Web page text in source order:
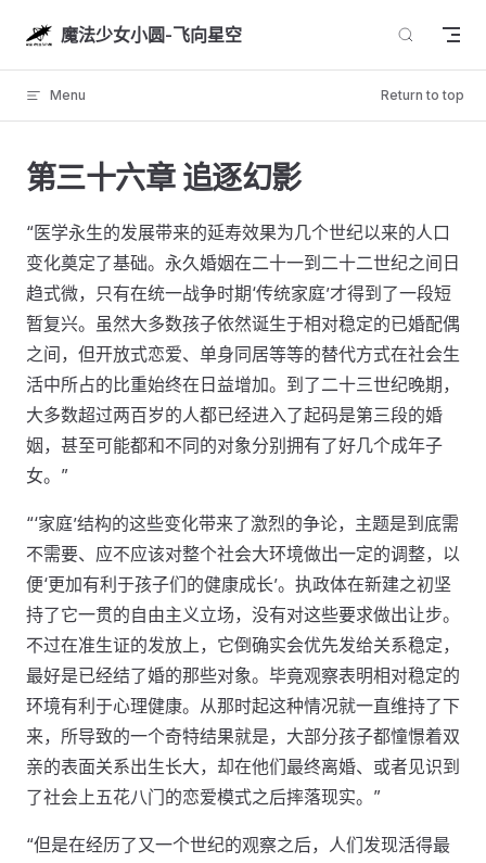
Skip to content
魔法少女小圆-飞向星空
Menu Return to top
第三十六章 追逐幻影
“医学永生的发展带来的延寿效果为几个世纪以来的人口
变化奠定了基础。永久婚姻在二十一到二十二世纪之间日
趋式微，只有在统一战争时期‘传统家庭’才得到了一段短
暂复兴。虽然大多数孩子依然诞生于相对稳定的已婚配偶
之间，但开放式恋爱、单身同居等等的替代方式在社会生
活中所占的比重始终在日益增加。到了二十三世纪晚期，
大多数超过两百岁的人都已经进入了起码是第三段的婚
姻，甚至可能都和不同的对象分别拥有了好几个成年子
女。”
“‘家庭’结构的这些变化带来了激烈的争论，主题是到底需
不需要、应不应该对整个社会大环境做出一定的调整，以
便‘更加有利于孩子们的健康成长’。执政体在新建之初坚
持了它一贯的自由主义立场，没有对这些要求做出让步。
不过在准生证的发放上，它倒确实会优先发给关系稳定，
最好是已经结了婚的那些对象。毕竟观察表明相对稳定的
环境有利于心理健康。从那时起这种情况就一直维持了下
来，所导致的一个奇特结果就是，大部分孩子都憧憬着双
亲的表面关系出生长大，却在他们最终离婚、或者见识到
了社会上五花八门的恋爱模式之后摔落现实。”
“但是在经历了又一个世纪的观察之后，人们发现活得最